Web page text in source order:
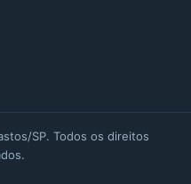
SP. Todos os direitos